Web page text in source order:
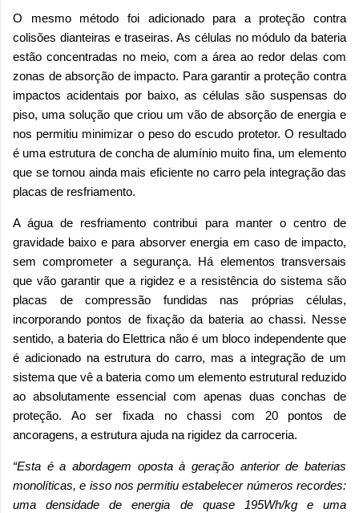
O mesmo método foi adicionado para a proteção contra
colisões dianteiras e traseiras. As células no módulo da bateria
estão concentradas no meio, com a área ao redor delas com
zonas de absorção de impacto. Para garantir a proteção contra
impactos acidentais por baixo, as células são suspensas do
piso, uma solução que criou um vão de absorção de energia e
nos permitiu minimizar o peso do escudo protetor. O resultado
é uma estrutura de concha de alumínio muito fina, um elemento
que se tornou ainda mais eficiente no carro pela integração das
placas de resfriamento.
A água de resfriamento contribui para manter o centro de
gravidade baixo e para absorver energia em caso de impacto,
sem comprometer a segurança. Há elementos transversais
que vão garantir que a rigidez e a resistência do sistema são
placas de compressão fundidas nas próprias células,
incorporando pontos de fixação da bateria ao chassi. Nesse
sentido, a bateria do Elettrica não é um bloco independente que
é adicionado na estrutura do carro, mas a integração de um
sistema que vê a bateria como um elemento estrutural reduzido
ao absolutamente essencial com apenas duas conchas de
proteção. Ao ser fixada no chassi com 20 pontos de
ancoragens, a estrutura ajuda na rigidez da carroceria.
“Esta é a abordagem oposta à geração anterior de baterias
monolíticas, e isso nos permitiu estabelecer números recordes:
uma densidade de energia de quase 195Wh/kg e uma